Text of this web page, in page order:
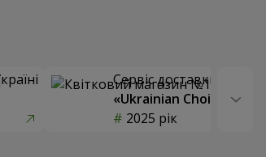
Сервіс доставки квітів
«Ukrainian Choice»
2025 рік